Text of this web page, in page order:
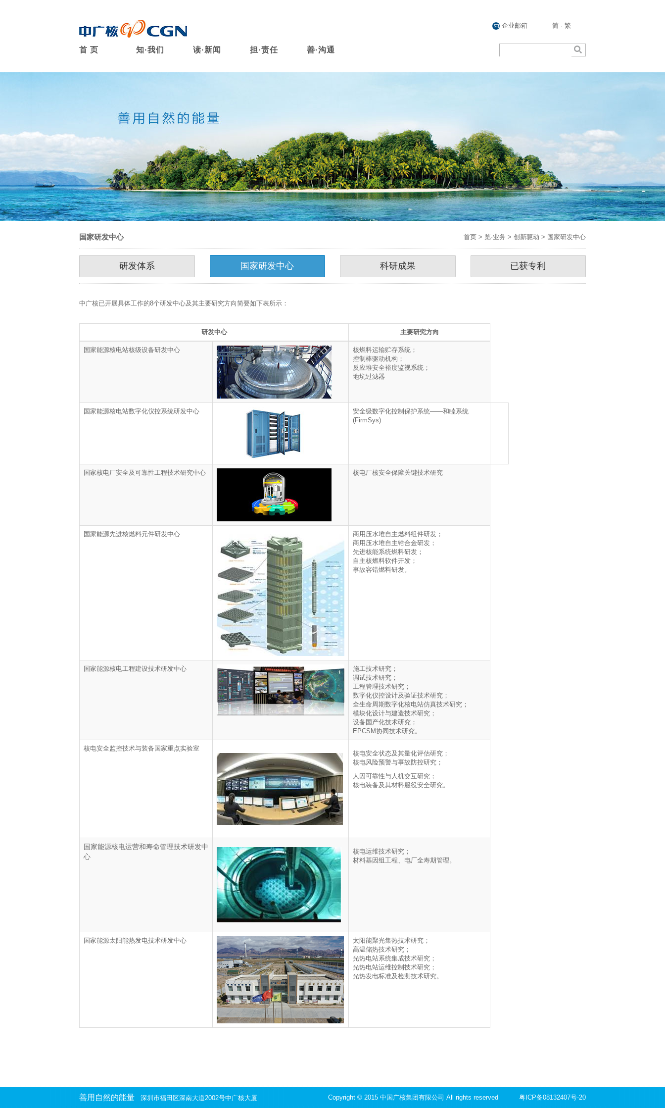
简 · 繁
企业邮箱
首 页 知·我们 读·新闻 担·责任 善·沟通
首页 > 览·业务 > 创新驱动 > 国家研发中心
国家研发中心
研发体系 国家研发中心 科研成果 已获专利
中广核已开展具体工作的8个研发中心及其主要研究方向简要如下表所示：
研发中心 主要研究方向
国家能源核电站核级设备研发中心
核燃料运输贮存系统；
控制棒驱动机构；
反应堆安全裕度监视系统；
地坑过滤器
国家能源核电站数字化仪控系统研发中心
安全级数字化控制保护系统——和睦系统
(FirmSys)
国家核电厂安全及可靠性工程技术研究中心 核电厂核安全保障关键技术研究
国家能源先进核燃料元件研发中心
商用压水堆自主燃料组件研发；
商用压水堆自主锆合金研发；
先进核能系统燃料研发；
自主核燃料软件开发；
事故容错燃料研发。
国家能源核电工程建设技术研发中心
施工技术研究；
调试技术研究；
工程管理技术研究；
数字化仪控设计及验证技术研究；
全生命周期数字化核电站仿真技术研究；
模块化设计与建造技术研究；
设备国产化技术研究；
EPCSM协同技术研究。
核电安全监控技术与装备国家重点实验室
核电安全状态及其量化评估研究；
核电风险预警与事故防控研究；
人因可靠性与人机交互研究；
核电装备及其材料服役安全研究。
国家能源核电运营和寿命管理技术研发中
心
核电运维技术研究；
材料基因组工程、电厂全寿期管理。
国家能源太阳能热发电技术研发中心
太阳能聚光集热技术研究；
高温储热技术研究；
光热电站系统集成技术研究；
光热电站运维控制技术研究；
光热发电标准及检测技术研究。
善用自然的能量 深圳市福田区深南大道2002号中广核大厦 Copyright © 2015 中国广核集团有限公司 All rights reserved 粤ICP备08132407号-20